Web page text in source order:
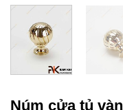
Núm cửa tủ